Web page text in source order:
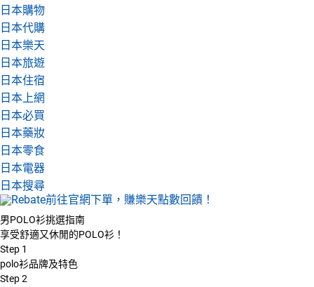
日本購物
日本代購
日本樂天
日本旅遊
日本住宿
日本上網
日本必買
日本藥妝
日本零食
日本電器
日本搜尋
男POLO衫挑選指南
享受舒適又休閒的POLO衫！
Step 1
polo衫品牌及特色
Step2